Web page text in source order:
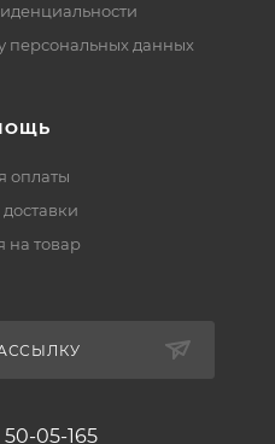
персональных данных
оплаты
на товар
50-05-165